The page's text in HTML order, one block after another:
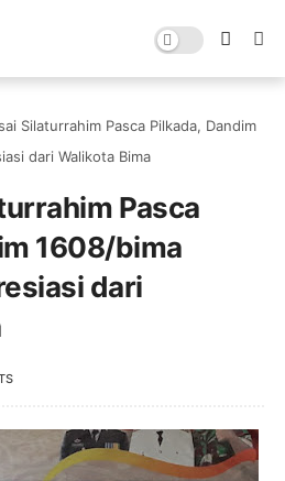
Silaturrahim Pasca Pilkada, Dandim
dari Walikota Bima
Pasca
1608/bima
dari